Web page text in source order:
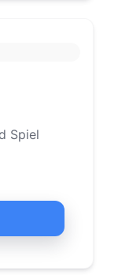
Spiel